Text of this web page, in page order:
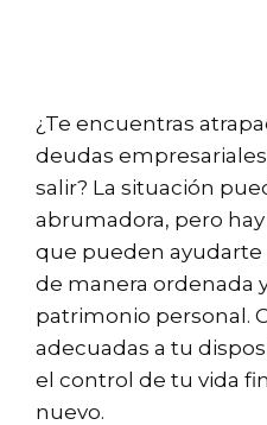
¿Te encuentras
deudas
salir? La situación
abrumadora, pero
que pueden ayudarte
de manera ordenada
patrimonio personal.
adecuadas a tu
el control de tu vida
nuevo.